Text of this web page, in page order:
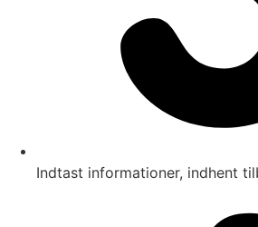
Indtast informationer, indhent